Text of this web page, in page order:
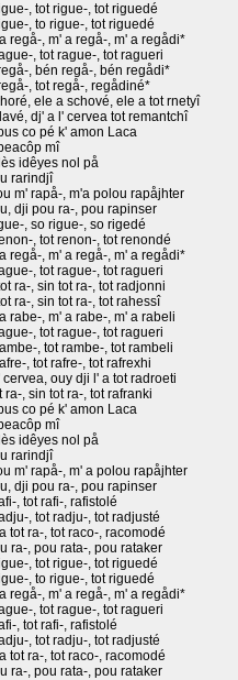
, tot rigue-, tot riguedé
, to rigue-, tot riguedé
regå-, m' a regå-, m' a regådi*
, tot rague-, tot ragueri
, bén regå-, bén regådi*
, tot regå-, regådiné*
ele a schové, ele a tot rnetyî
dj' a l' cervea tot remantchî
co pé k' amon Laca
mî
idêyes nol på
rarindjî
m' rapå-, m'a polou rapåjhter
dji pou ra-, pou rapinser
, so rigue-, so rigedé
, tot renon-, tot renondé
regå-, m' a regå-, m' a regådi*
, tot rague-, tot ragueri
ra-, sin tot ra-, tot radjonni
ra-, sin tot ra-, tot rahessî
rabe-, m' a rabe-, m' a rabeli
, tot rague-, tot ragueri
, tot rambe-, tot rambeli
, tot rafre-, tot rafrexhi
cervea, ouy dji l' a tot radroeti
ra-, sin tot ra-, tot rafranki
co pé k' amon Laca
mî
idêyes nol på
rarindjî
m' rapå-, m' a polou rapåjhter
dji pou ra-, pou rapinser
, tot rafi-, rafistolé
, tot radju-, tot radjusté
tot ra-, tot raco-, racomodé
ra-, pou rata-, pou rataker
, tot rigue-, tot riguedé
, to rigue-, tot riguedé
regå-, m' a regå-, m' a regådi*
, tot rague-, tot ragueri
, tot rafi-, rafistolé
, tot radju-, tot radjusté
tot ra-, tot raco-, racomodé
ra-, pou rata-, pou rataker